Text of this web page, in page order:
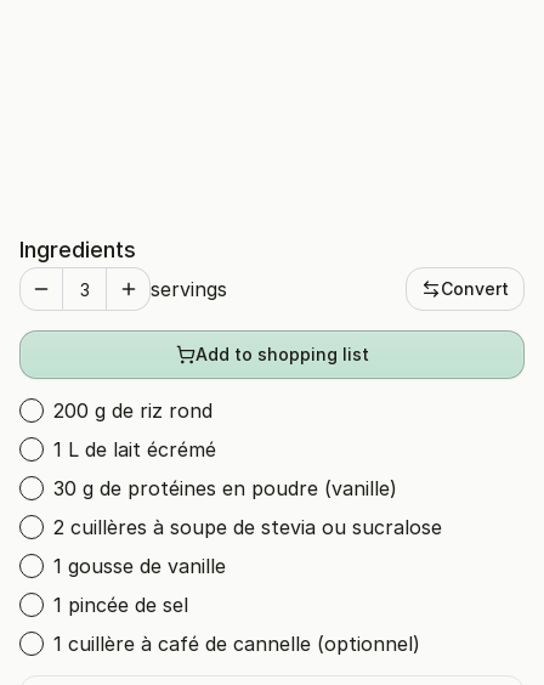
Ingredients
servings Convert
Add to shopping list
200 g de riz rond
1 L de lait écrémé
30 g de protéines en poudre (vanille)
2 cuillères à soupe de stevia ou sucralose
1 gousse de vanille
1 pincée de sel
1 cuillère à café de cannelle (optionnel)